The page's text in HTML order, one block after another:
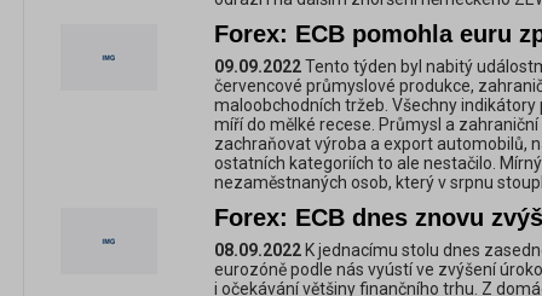
Forex: ECB pomohla euru
09.09.2022Tento týden byl nabitý
červencové průmyslové produkce,
maloobchodních tržeb. Všechny
míří do mělké recese. Průmysl a
zachraňovat výroba a export automobilů,
ostatních kategoriích to ale nestačilo.
nezaměstnaných osob, který v srpnu
Forex: ECB dnes znovu
08.09.2022 K jednacímu stolu dnes
eurozóně podle nás vyústí ve zvýšení
i očekávání většiny finančního trhu. Z